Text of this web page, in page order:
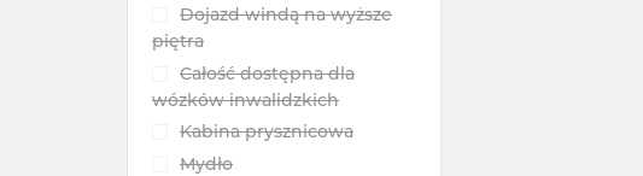
Dojazd windą na wyższe
piętra
Całość dostępna dla
wózków inwalidzkich
Kabina prysznicowa
Mydło